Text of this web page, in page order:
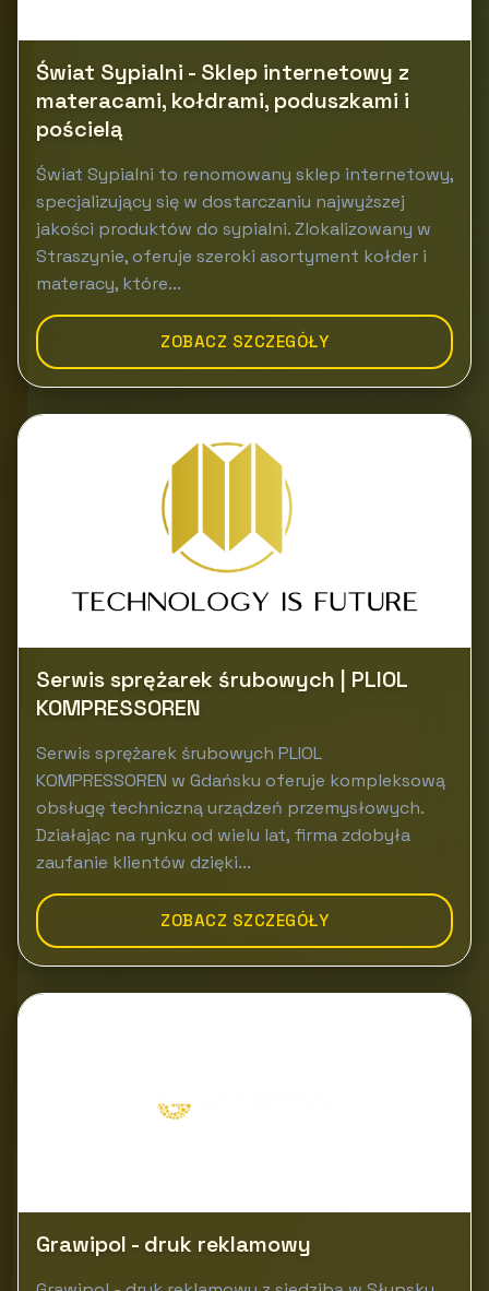
Świat Sypialni - Sklep internetowy z
materacami, kołdrami, poduszkami i
pościelą
Świat Sypialni to renomowany sklep internetowy,
specjalizujący się w dostarczaniu najwyższej
jakości produktów do sypialni. Zlokalizowany w
Straszynie, oferuje szeroki asortyment kołder i
materacy, które...
ZOBACZ SZCZEGÓŁY
Serwis sprężarek śrubowych | PLIOL
KOMPRESSOREN
Serwis sprężarek śrubowych PLIOL
KOMPRESSOREN w Gdańsku oferuje kompleksową
obsługę techniczną urządzeń przemysłowych.
Działając na rynku od wielu lat, firma zdobyła
zaufanie klientów dzięki...
ZOBACZ SZCZEGÓŁY
Grawipol - druk reklamowy